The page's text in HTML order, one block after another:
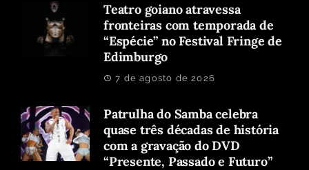
Teatro goiano atravessa
fronteiras com temporada de
“Espécie” no Festival Fringe de
Edimburgo
7 de agosto de 2026
Patrulha do Samba celebra
quase três décadas de história
com a gravação do DVD
“Presente, Passado e Futuro”